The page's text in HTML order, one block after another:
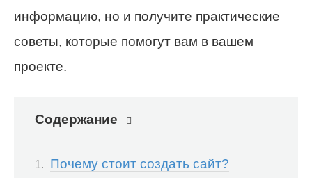
информацию, но и получите практические
советы, которые помогут вам в вашем
проекте.
Содержание
Почему стоит создать сайт?